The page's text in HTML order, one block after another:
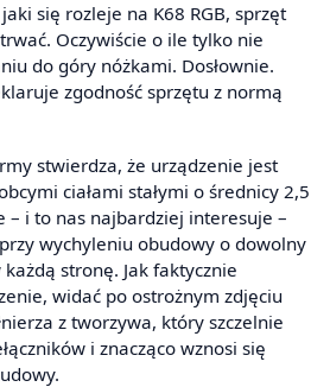
się rozleje na K68 RGB, sprzęt
Oczywiście o ile tylko nie
do góry nóżkami. Dosłownie.
zgodność sprzętu z normą
stwierdza, że urządzenie jest
ciałami stałymi o średnicy 2,5
– i to nas najbardziej interesuje –
wychyleniu obudowy o dowolny
stronę. Jak faktycznie
widać po ostrożnym zdjęciu
z tworzywa, który szczelnie
i znacząco wznosi się